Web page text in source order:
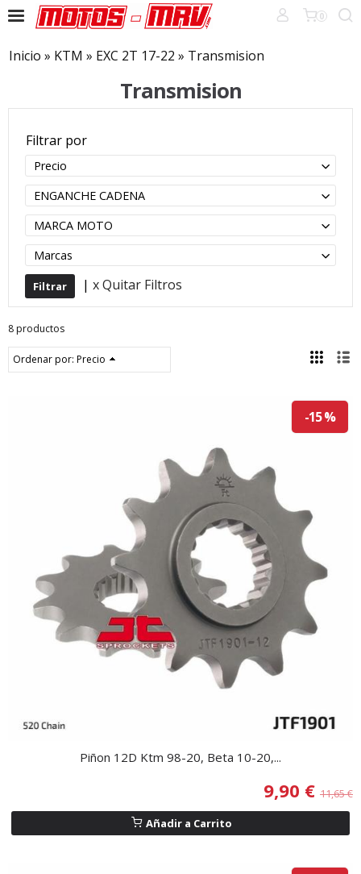
0
Inicio » KTM » EXC 2T 17-22 » Transmision
Transmision
Filtrar por
Precio
ENGANCHE CADENA
MARCA MOTO
Marcas
| x Quitar Filtros
8 productos
Ordenar por: Precio
-15 %
Piñon 12D Ktm 98-20, Beta 10-20,...
9,90 € 11,65 €
Añadir a Carrito